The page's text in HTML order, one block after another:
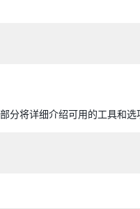
将详细介绍可用的工具和选